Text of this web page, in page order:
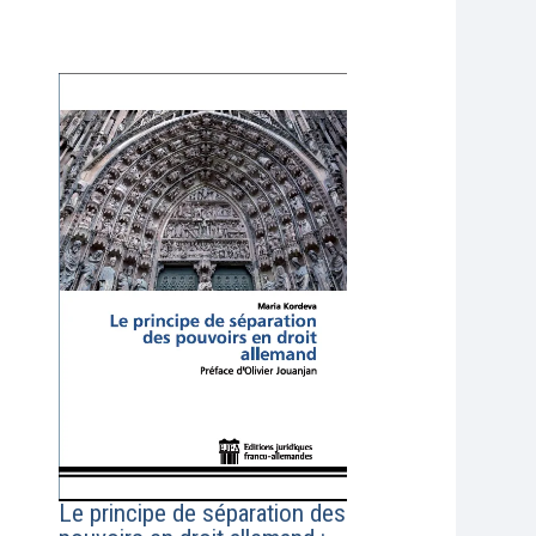
Le principe de séparation des